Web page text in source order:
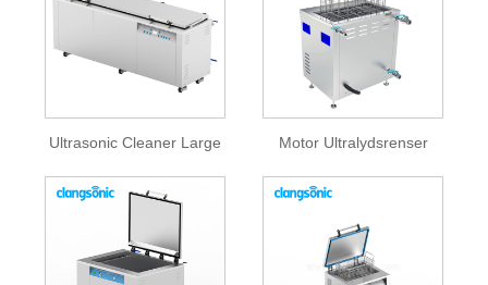
Ultrasonic Cleaner Large Motor Ultralydsrenser